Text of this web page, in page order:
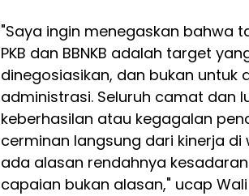
"Saya ingin menegaskan bahwa
PKB dan BBNKB adalah target
dinegosiasikan, dan bukan
administrasi. Seluruh camat dan
keberhasilan atau kegagalan
cerminan langsung dari kinerja
ada alasan rendahnya
capaian bukan alasan," ucap